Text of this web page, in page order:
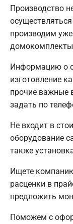
Производство
производим
Информацию о
изготовление
прочие важные
задать по
Не входит в
оборудование
также
Ищете
расценки в
предложить
Поможем с